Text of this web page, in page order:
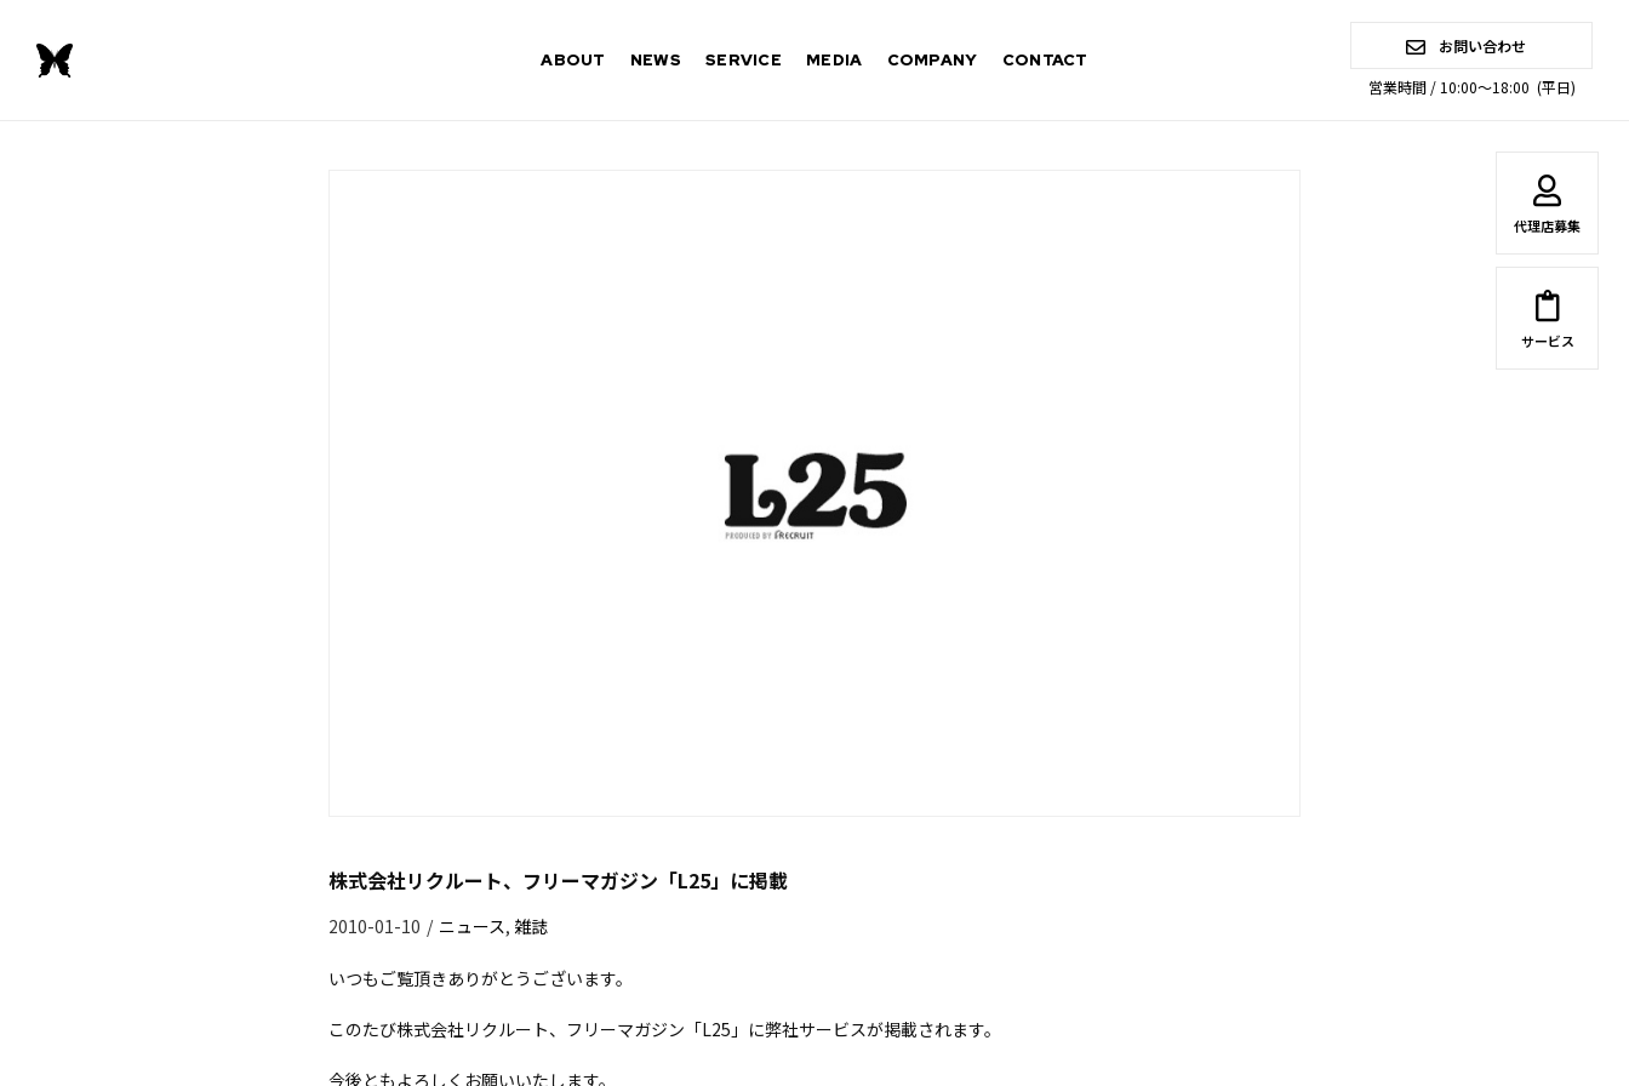
ABOUT NEWS SERVICE MEDIA COMPANY CONTACT
お問い合わせ
営業時間 / 10:00～18:00 (平日)
株式会社リクルート、フリーマガジン「L25」に掲載
2010-01-10 / ニュース, 雑誌
いつもご覧頂きありがとうございます。
このたび株式会社リクルート、フリーマガジン「L25」に弊社サービスが掲載されます。
今後ともよろしくお願いいたします。
代理店募集
サービス